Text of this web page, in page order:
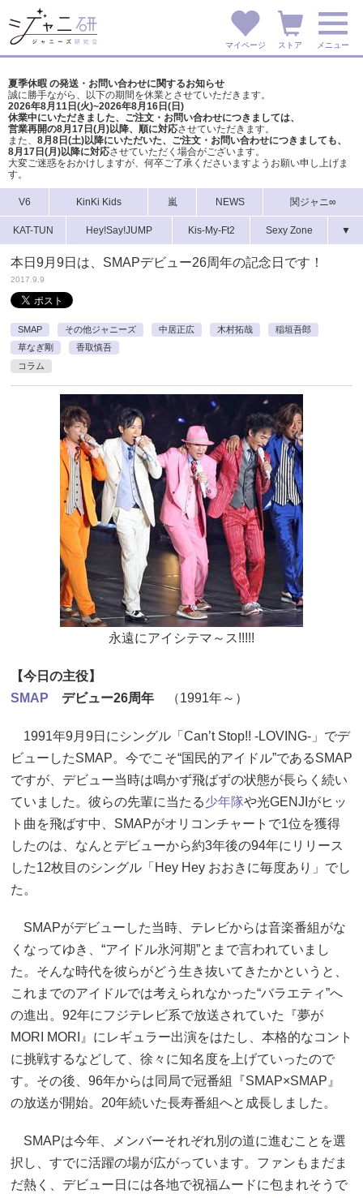
マイページ ストア メニュー
夏季休暇 の発送・お問い合わせに関するお知らせ
誠に勝手ながら、以下の期間を休業とさせていただきます。
2026年8月11日(火)~2026年8月16日(日)
休業中にいただきました、ご注文・お問い合わせにつきましては、
営業再開の8月17日(月)以降、順に対応させていただきます。
また、 8月8日(土)以降にいただいた、ご注文・ お問い合わせにつきましても、
8月17日(月)以降に対応させていただく場合がございます。
大変ご迷惑をおかけしますが、 何卒ご了承くださいますようお願い申し上げま
す。
V6 KinKi Kids 嵐 NEWS 関ジャニ∞
KAT-TUN Hey!Say!JUMP Kis-My-Ft2 Sexy Zone ▼
本日9月9日は、SMAPデビュー26周年の記念日です！
2017.9.9
SMAP その他ジャニーズ 中居正広 木村拓哉
稲垣吾郎
草なぎ剛
香取慎吾
コラム
永遠にアイシテマ～ス!!!!!
【今日の主役】
SMAP デビュー26周年 （1991年～）
1991年9月9日にシングル「Can’t Stop!! -LOVING-」でデ
ビューしたSMAP。今でこそ“国民的アイドル”であるSMAP
ですが、デビュー当時は鳴かず飛ばずの状態が長らく続い
ていました。彼らの先輩に当たる少年隊や光GENJIがヒッ
ト曲を飛ばす中、SMAPがオリコンチャートで1位を獲得
したのは、なんとデビューから約3年後の94年にリリース
した12枚目のシングル「Hey Hey おおきに毎度あり」でし
た。
SMAPがデビューした当時、テレビからは音楽番組がな
くなってゆき、“アイドル氷河期”とまで言われていまし
た。そんな時代を彼らがどう生き抜いてきたかというと、
これまでのアイドルでは考えられなかった“バラエティ”へ
の進出。92年にフジテレビ系で放送されていた『夢が
MORI MORI』にレギュラー出演をはたし、本格的なコント
に挑戦するなどして、徐々に知名度を上げていったので
す。その後、96年からは同局で冠番組『SMAP×SMAP』
の放送が開始。20年続いた長寿番組へと成長しました。
SMAPは今年、メンバーそれぞれ別の道に進むことを選
択し、すでに活躍の場が広がっています。ファンもまだま
だ熱く、デビュー日には各地で祝福ムードに包まれそうで